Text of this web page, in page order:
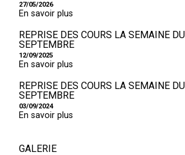
27/05/2026
En savoir plus
REPRISE DES COURS LA SEMAINE
SEPTEMBRE
12/09/2025
En savoir plus
REPRISE DES COURS LA SEMAINE
SEPTEMBRE
03/09/2024
En savoir plus
GALERIE